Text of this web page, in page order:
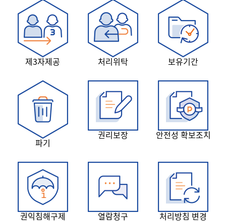
제3자제공 처리위탁 보유기간
파기
권리보장 안전성 확보조치
권익침해구제 열람청구 처리방침 변경